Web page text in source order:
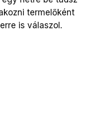
termelőként
is válaszol.